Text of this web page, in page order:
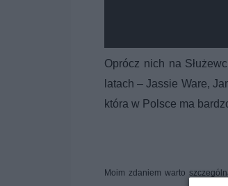
Oprócz nich na
latach – Jassie Ware,
która w Polsce ma
Moim zdaniem warto